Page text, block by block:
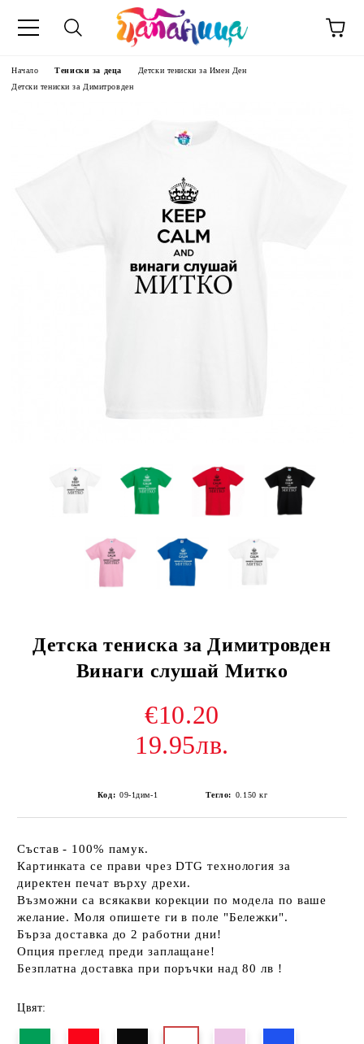
Начало Тениски за деца
Детски тениски за Имен Ден
Детски тениски за Димитровден
Детска тениска за Димитровден
Винаги слушай Митко
€10.20
19.95лв.
Код: 09-1дим-1 Тегло: 0.150 кг
Състав - 100% памук.
Картинката се прави чрез DTG технология за
директен печат върху дрехи.
Възможни са всякакви корекции по модела по ваше
желание. Моля опишете ги в поле "Бележки".
Бърза доставка до 2 работни дни!
Опция преглед преди заплащане!
Безплатна доставка при поръчки над 80 лв !
Цвят: